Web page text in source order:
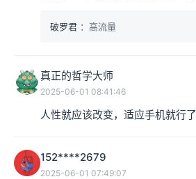
破罗君 ：高流量
真正的哲学大师
2025-06-01 08:41:46
人性就应该改变，适应手机就行了
152****2679
2025-06-01 07:49:07